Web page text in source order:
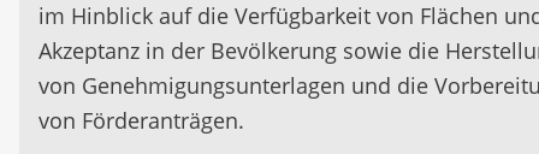
im Hinblick auf die Verfügbarkeit von Flächen
Akzeptanz in der Bevölkerung sowie die
von Genehmigungsunterlagen und die
von Förderanträgen.